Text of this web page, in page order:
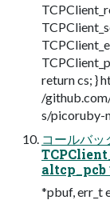
return cs; }
/
s/picoruby-
コールバ
altcp_pcb
*pbuf, err_t